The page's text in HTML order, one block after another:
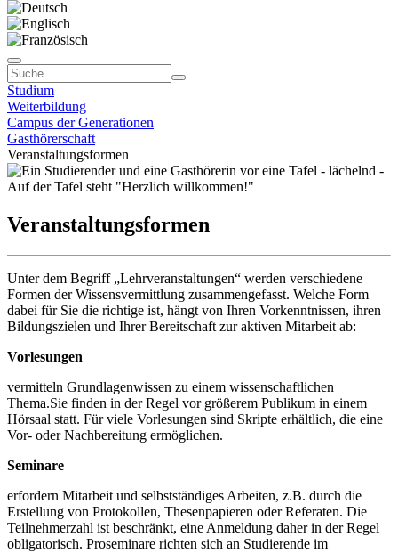
Studium
Weiterbildung
Campus der Generationen
Gasthörerschaft
Veranstaltungsformen
Veranstaltungsformen
Unter dem Begriff „Lehrveranstaltungen“ werden verschiedene
Formen der Wissensvermittlung zusammengefasst. Welche Form
dabei für Sie die richtige ist, hängt von Ihren Vorkenntnissen, ihren
Bildungszielen und Ihrer Bereitschaft zur aktiven Mitarbeit ab:
Vorlesungen
vermitteln Grundlagenwissen zu einem wissenschaftlichen
Thema.Sie finden in der Regel vor größerem Publikum in einem
Hörsaal statt. Für viele Vorlesungen sind Skripte erhältlich, die eine
Vor- oder Nachbereitung ermöglichen.
Seminare
erfordern Mitarbeit und selbstständiges Arbeiten, z.B. durch die
Erstellung von Protokollen, Thesenpapieren oder Referaten. Die
Teilnehmerzahl ist beschränkt, eine Anmeldung daher in der Regel
obligatorisch. Proseminare richten sich an Studierende im